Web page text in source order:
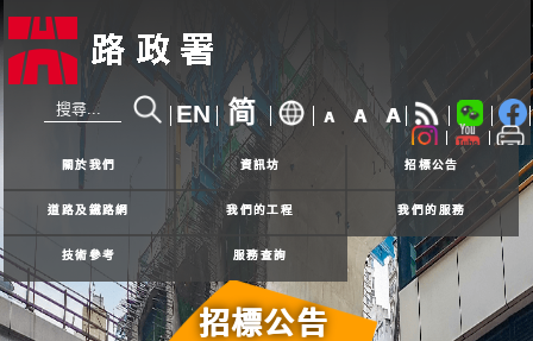
EN 简 A A A
24小時熱線 2926 4111
關於我們 資訊坊 招標公告
道路及鐵路網 我們的工程 我們的服務
技術參考 服務查詢
招標公告